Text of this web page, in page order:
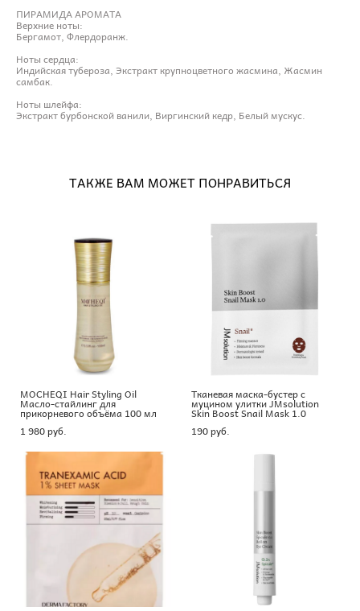
ПИРАМИДА АРОМАТА
Верхние ноты:
Бергамот, Флердоранж.
Ноты сердца:
Индийская тубероза, Экстракт крупноцветного жасмина, Жасмин
самбак.
Ноты шлейфа:
Экстракт бурбонской ванили, Виргинский кедр, Белый мускус.
ТАКЖЕ ВАМ МОЖЕТ ПОНРАВИТЬСЯ
MOCHEQI Hair Styling Oil
Масло-стайлинг для
прикорневого объёма 100 мл
1 980 pуб.
Тканевая маска-бустер с
муцином улитки JMsolution
Skin Boost Snail Mask 1.0
190 pуб.